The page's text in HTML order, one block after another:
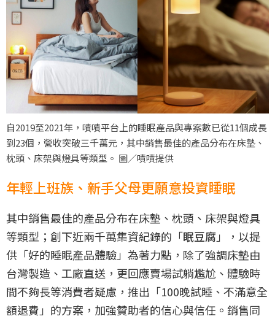
自2019至2021年，嘖嘖平台上的睡眠產品與專案數已從11個成長
到23個，營收突破三千萬元，其中銷售最佳的產品分布在床墊、
枕頭、床架與燈具等類型。 圖／嘖嘖提供
年輕上班族、新手父母更願意投資睡眠
其中銷售最佳的產品分布在床墊、枕頭、床架與燈具
等類型；創下近兩千萬集資紀錄的「眠豆腐」，以提
供「好的睡眠產品體驗」為著力點，除了強調床墊由
台灣製造、工廠直送，更回應賣場試躺尷尬、體驗時
間不夠長等消費者疑慮，推出「100晚試睡、不滿意全
額退費」的方案，加強贊助者的信心與信任。銷售同